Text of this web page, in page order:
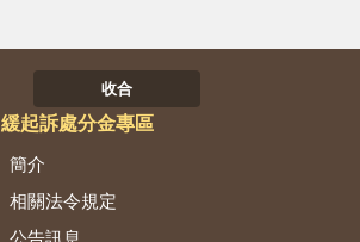
收合
緩起訴處分金專區
簡介
相關法令規定